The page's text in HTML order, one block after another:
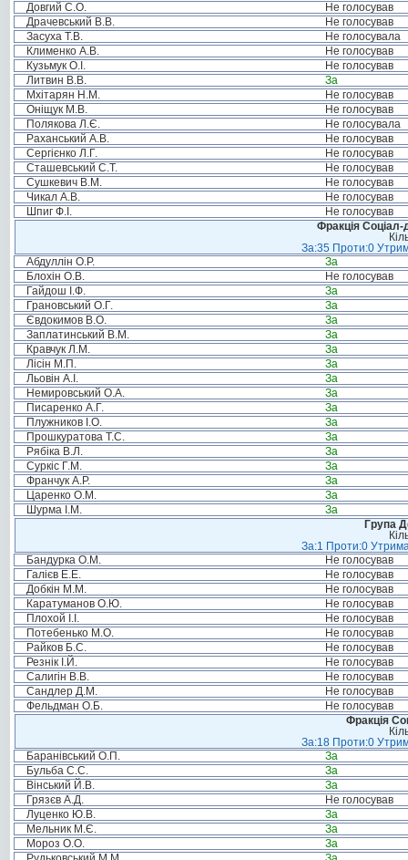
Довгий С.О.
Не голосував
Драчевський В.В.
Не голосував
Засуха Т.В.
Не голосувала
Клименко А.В.
Не голосував
Кузьмук О.І.
Не голосував
Литвин В.В.
За
Мхітарян Н.М.
Не голосував
Оніщук М.В.
Не голосував
Полякова Л.Є.
Не голосувала
Раханський А.В.
Не голосував
Сергієнко Л.Г.
Не голосував
Сташевський С.Т.
Не голосував
Сушкевич В.М.
Не голосував
Чикал А.В.
Не голосував
Шпиг Ф.І.
Не голосував
Фракція Соціал-
За:35 Проти:0
Абдуллін О.Р.
За
Блохін О.В.
Не голосував
Гайдош І.Ф.
За
Грановський О.Г.
За
Євдокимов В.О.
За
Заплатинський В.М.
За
Кравчук Л.М.
За
Лісін М.П.
За
Льовін А.І.
За
Немировський О.А.
За
Писаренко А.Г.
За
Плужников І.О.
За
Прошкуратова Т.С.
За
Рябіка В.Л.
За
Суркіс Г.М.
За
Франчук А.Р.
За
Царенко О.М.
За
Шурма І.М.
За
Група
За:1 Проти:0
Бандурка О.М.
Не голосував
Галієв Е.Е.
Не голосував
Добкін М.М.
Не голосував
Каратуманов О.Ю.
Не голосував
Плохой І.І.
Не голосував
Потебенько М.О.
Не голосував
Райков Б.С.
Не голосував
Резнік І.Й.
Не голосував
Салигін В.В.
Не голосував
Сандлер Д.М.
Не голосував
Фельдман О.Б.
Не голосував
Фракція
За:18 Проти:0
Баранівський О.П.
За
Бульба С.С.
За
Вінський Й.В.
За
Грязєв А.Д.
Не голосував
Луценко Ю.В.
За
Мельник М.Є.
За
Мороз О.О.
За